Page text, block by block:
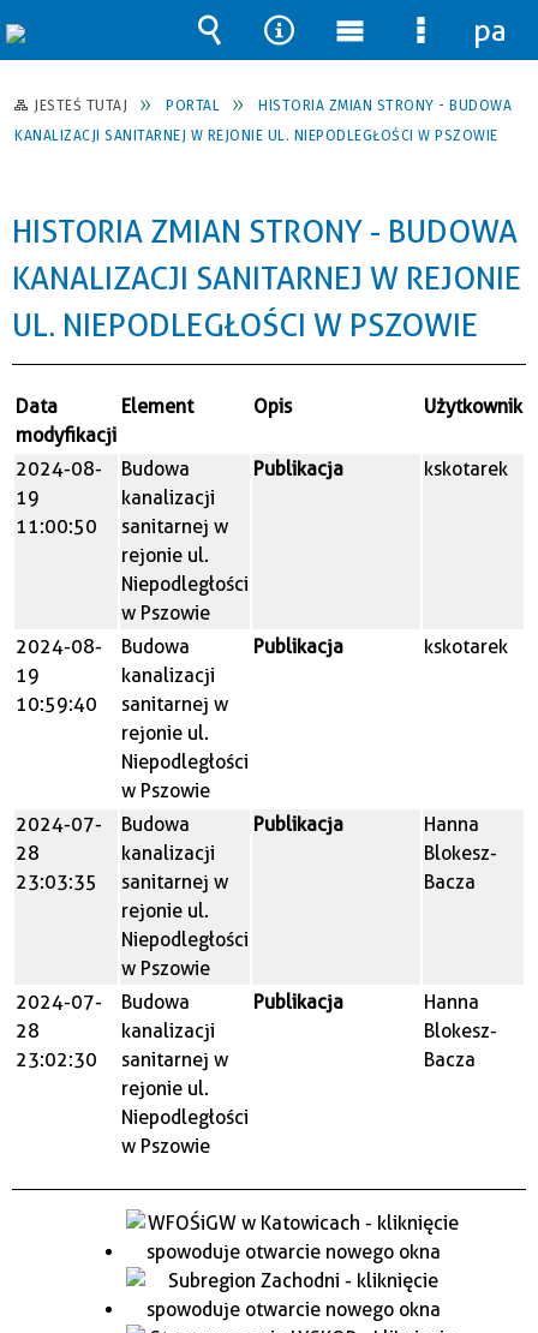
JESTEŚ TUTAJ PORTAL
HISTORIA ZMIAN STRONY - BUDOWA
KANALIZACJI SANITARNEJ W REJONIE UL. NIEPODLEGŁOŚCI W PSZOWIE
HISTORIA ZMIAN STRONY - BUDOWA
KANALIZACJI SANITARNEJ W REJONIE
UL. NIEPODLEGŁOŚCI W PSZOWIE
Data
modyfikacji
Element Opis Użytkownik
2024-08-
19
11:00:50
Budowa
kanalizacji
sanitarnej w
rejonie ul.
Niepodległości
w Pszowie
Publikacja kskotarek
2024-08-
19
10:59:40
Budowa
kanalizacji
sanitarnej w
rejonie ul.
Niepodległości
w Pszowie
Publikacja kskotarek
2024-07-
28
23:03:35
Budowa
kanalizacji
sanitarnej w
rejonie ul.
Niepodległości
w Pszowie
Publikacja
Hanna
Blokesz-
Bacza
2024-07-
28
23:02:30
Budowa
kanalizacji
sanitarnej w
rejonie ul.
Niepodległości
w Pszowie
Publikacja
Hanna
Blokesz-
Bacza
Wyszukiwarka
Narzędzia
Menu
główne
Menu